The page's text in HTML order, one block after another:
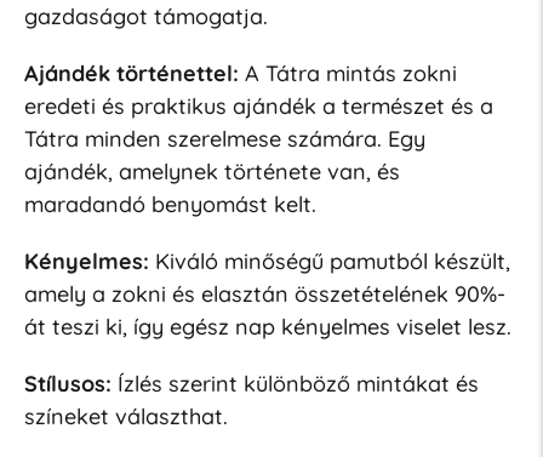
gazdaságot támogatja.
Ajándék történettel: A Tátra mintás zokni
eredeti és praktikus ajándék a természet és a
Tátra minden szerelmese számára. Egy
ajándék, amelynek története van, és
maradandó benyomást kelt.
Kényelmes: Kiváló minőségű pamutból készült,
amely a zokni és elasztán összetételének 90%-
át teszi ki, így egész nap kényelmes viselet lesz.
Stílusos: Ízlés szerint különböző mintákat és
színeket választhat.